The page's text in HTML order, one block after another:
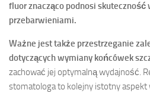
fluor znacząco podnosi skuteczność
przebarwieniami.
Ważne jest także przestrzeganie
dotyczących wymiany końcówek
zachować jej optymalną wydajność.
stomatologa to kolejny istotny aspekt